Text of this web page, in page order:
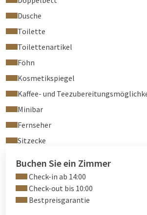
Dusche
Toilette
Toilettenartikel
Föhn
Kosmetikspiegel
Kaffee- und
Minibar
Fernseher
Sitzecke
Buchen Sie ein Zimmer
Check-in ab 14:00
Check-out bis 10:00
Bestpreisgarantie